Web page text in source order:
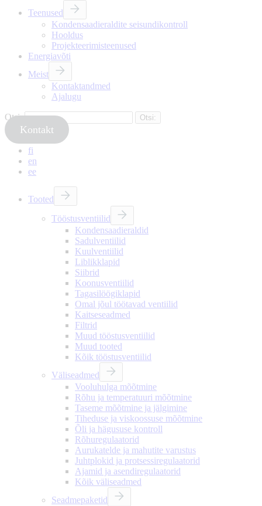
Teenused
Kondensaadieraldite seisundikontroll
Hooldus
Projekteerimisteenused
Energiavõti
Meist
Kontaktandmed
Ajalugu
Otsi:
Kontakt
fi
en
ee
Tooted
Tööstusventiilid
Kondensaadieraldid
Sadulventiilid
Kuulventiilid
Liblikklapid
Siibrid
Koonusventiilid
Tagasilöögiklapid
Omal jõul töötavad ventiilid
Kaitseseadmed
Filtrid
Muud tööstusventiilid
Muud tooted
Kõik tööstusventiilid
Väliseadmed
Vooluhulga mõõtmine
Rõhu ja temperatuuri mõõtmine
Taseme mõõtmine ja jälgimine
Tiheduse ja viskoossuse mõõtmine
Õli ja hägususe kontroll
Rõhuregulaatorid
Aurukatelde ja mahutite varustus
Juhtplokid ja protsessiregulaatorid
Ajamid ja asendiregulaatorid
Kõik väliseadmed
Seadmepaketid